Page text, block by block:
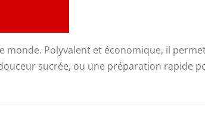
Polyvalent et économique, il
sucrée, ou une préparation rapide